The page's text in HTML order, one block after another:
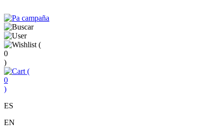
(
0
)
(
0
)
ES
EN